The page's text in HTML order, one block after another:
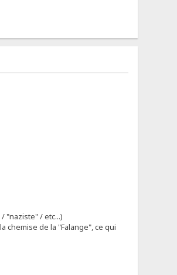
"naziste" / etc...)
de la "Falange", ce qui